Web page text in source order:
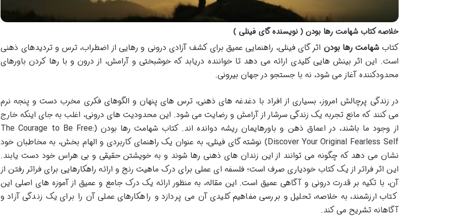
خلاصه کتاب شهامت رها بودن ( نویسنده گای فینلی )
کتابشهامت رها بودن اثر گای فینلی، راهنمایی عمیق برای کشف آزادی درونی و رهایی از اضطراب، ترس و تردیدهای ذهنی
است. این اثر بینش هایی کلیدی ارائه می دهد تا خواننده دریابد که خوشبختی و آرامش، از درون و با رها کردن باورهای
محدودکننده آغاز می شود، نه با جستجو در جهان بیرونی.
در زندگی پرچالش امروز، بسیاری از افراد با دغدغه های ذهنی، ترس های پنهان و الگوهای فکری مخرب دست و پنجه نرم
می کنند که مانع تجربه یک زندگی سرشار از آرامش و رضایت می شود. این محدودیت های درونی، اغلب به جای اینکه خارج
از وجود ما باشند، در اعماق ذهن و باورهایمان ریشه دوانده اند. کتاب شهامت رها بودن (The Courage to Be Free:
Discover Your Original Fearless Self) نوشته گای فینلی، به عنوان یک راهنمای کاربردی و الهام بخش، به مخاطبان خود
نشان می دهد که چگونه می توانند از این زندان های ذهنی رها شوند و به خویشتن حقیقی و بی هراس خود دست یابند.
این اثر فراتر از یک کتاب خودیاری صرف است؛ فلسفه ای عملی برای درک ماهیت رنج و ارائه راهکارهایی برای فراتر رفتن از
آن، با تکیه بر قدرت درونی و آگاهی عمیق است. این مقاله، به منظور ارائه یک درک جامع و عمیق از آموزه های اصلی این
کتاب ارزشمند، به خلاصه، تحلیل و بررسی مفاهیم کلیدی آن می پردازد و راهکارهای عملی آن را برای یک زندگی آزاد و
آگاهانه تشریح می کند.